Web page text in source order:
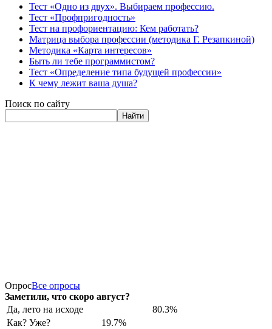
Тест «Одно из двух». Выбираем профессию.
Тест «Профпригодность»
Тест на профориентацию: Кем работать?
Матрица выбора профессии (методика Г. Резапкиной)
Методика «Карта интересов»
Быть ли тебе программистом?
Тест «Определение типа будущей профессии»
К чему лежит ваша душа?
Поиск по сайту
Найти
ОпросВсе опросы
Заметили, что скоро август?
Да, лето на исходе
80.3%
Как? Уже?
19.7%